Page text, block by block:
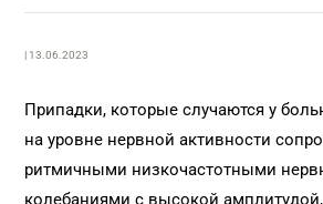
| 13.06.2023
Припадки, которые случаются у
на уровне нервной активности
ритмичными низкочастотными
колебаниями с высокой